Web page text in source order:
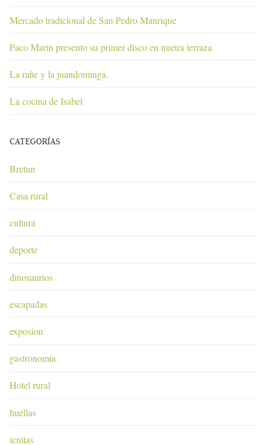
Mercado tradicional de San Pedro Manrique
Paco Marin presento su primer disco en nuetra terraza
La rañe y la juandominga.
La cocina de Isabel
CATEGORÍAS
Bretun
Casa rural
cultura
deporte
dinosaurios
escapadas
exposion
gastronomía
Hotel rural
huellas
icnitas